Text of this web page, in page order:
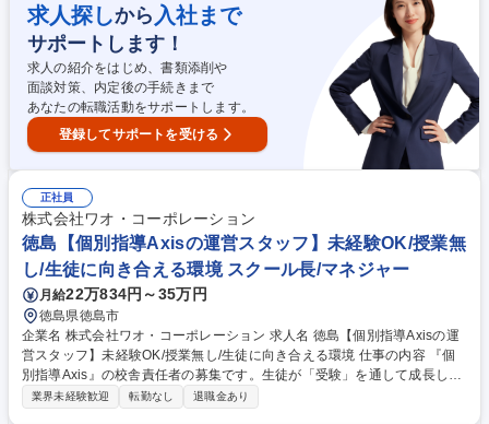
明会、入塾希望者への個別対応、チラシ・DM作成などの広報活動も担当
するなど生徒募集に向けた戦略の立案から実行まで幅広く携われます。そ
のほか、アルバイトスタッフの教育・シフト管理、講師との打ち合わせ、
授業準備、窓口・電話対応など、教室全体の運営にも関わっていただきま
す。 募集職種 【愛知（三河地区）/校舎運営】河合塾グループ/未経験歓迎
◎/講師業務なし
求人探しから 入社まで
サポートします！
求人の紹介をはじめ、書類添削や
面談対策、内定後の手続きまで
あなたの転職活動をサポートします。
登録してサポートを受ける
正社員
株式会社ワオ・コーポレーション
徳島【個別指導Axisの運営スタッフ】未経験OK/授業無
し/生徒に向き合える環境 スクール長/マネジャー
月給22万834円～35万円
徳島県徳島市
企業名 株式会社ワオ・コーポレーション 求人名 徳島【個別指導Axisの運
営スタッフ】未経験OK/授業無し/生徒に向き合える環境 仕事の内容 『個
別指導Axis』の校舎責任者の募集です。生徒が「受験」を通して成長して
いく場（教室）の経営をお任せします。一人一人に向き合い、生徒の成長
業界未経験歓迎 転勤なし 退職金あり